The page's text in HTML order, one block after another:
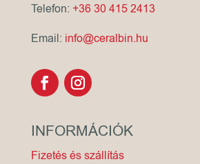
Telefon: +36 30 415 2413
Email: info@ceralbin.hu
INFORMÁCIÓK
Fizetés és szállítás